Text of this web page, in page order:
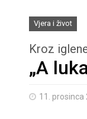
Vjera i život
Kroz
„A
11. prosinca